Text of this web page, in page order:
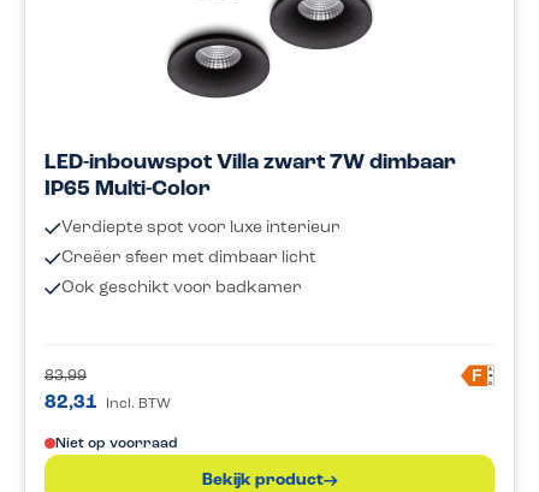
LED-inbouwspot Villa zwart 7W dimbaar
IP65 Multi-Color
Verdiepte spot voor luxe interieur
Creëer sfeer met dimbaar licht
Ook geschikt voor badkamer
83,99
82,31 Incl. BTW
F A
G
Niet op voorraad
Bekijk product